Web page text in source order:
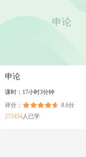
申论
申论
课时：17小时3分钟
评分：
8.6分
272454人已学